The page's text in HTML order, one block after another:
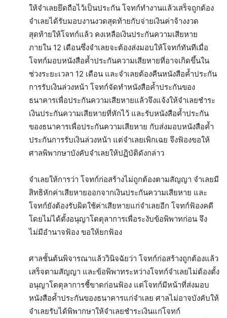
ให้จำเลยยึดถือไว้เป็นประกัน โจทก์ทำงานแล้วเสร็จถูกต้อง
จำเลยได้รับมอบงานงวดสุดท้ายกับจ่ายเงินค่าจ้างงวด
สุดท้ายให้โจทก์แล้ว คงเหลือเงินประกันความเสียหาย
ภายใน 12 เดือนซึ่งจำเลยจะต้องส่งมอบให้โจทก์ทันทีเมื่อ
โจทก์มอบหนังสือค้ำประกันความเสียหายที่อาจเกิดขึ้นใน
ช่วงระยะเวลา 12 เดือน และจำเลยต้องคืนหนังสือค้ำประกัน
การรับเงินล่วงหน้า โจทก์จัดทำหนังสือค้ำประกันของ
ธนาคารเพื่อประกันความเสียหายแล้วจึงแจ้งให้จำเลยชำระ
เงินประกันความเสียหายที่หักไว้ และรับหนังสือค้ำประกัน
ของธนาคารเพื่อประกันความเสียหาย กับส่งมอบหนังสือค้ำ
ประกันการรับเงินล่วงหน้า แต่จำเลยเพิกเฉย จึงฟ้องขอให้
ศาลพิพากษาบังคับจำเลยให้ปฏิบัติดังกล่าว
จำเลยให้การว่า โจทก์ก่อสร้างไม่ถูกต้องตามสัญญา จำเลยมี
สิทธิหักค่าเสียหายออกจากเงินประกันความเสียหาย และ
โจทก์ยังต้องรับผิดใช้ค่าเสียหายแก่จำเลยอีก โจทก์ฟ้องคดี
โดยไม่ได้ตั้งอนุญาโตตุลาการเพื่อระงับข้อพิพาทก่อน จึง
ไม่มีอำนาจฟ้อง ขอให้ยกฟ้อง
ศาลชั้นต้นพิจารณาแล้ววินิจฉัยว่า โจทก์ก่อสร้างถูกต้องแล้ว
เสร็จตามสัญญา และข้อพิพาทระหว่างโจทก์จำเลยไม่ต้องตั้ง
อนุญาโตตุลาการชี้ขาดก่อนฟ้อง แต่โจทก์มีหน้าที่ส่งมอบ
หนังสือค้ำประกันของธนาคารแก่จำเลย ศาลไม่อาจบังคับให้
จำเลยรับได้พิพากษาให้จำเลยชำระเงินแก่โจทก์